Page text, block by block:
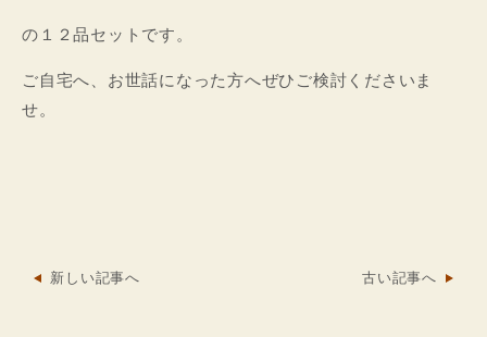
の１２品セットです。
ご自宅へ、お世話になった方へぜひご検討くださいま
せ。
新しい記事へ 古い記事へ